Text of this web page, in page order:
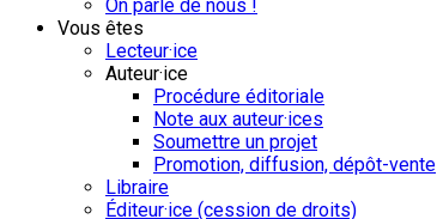
On parle de nous !
Vous êtes
Lecteur·ice
Auteur·ice
Procédure éditoriale
Note aux auteur·ices
Soumettre un projet
Promotion, diffusion, dépôt-vente
Libraire
Éditeur·ice (cession de droits)